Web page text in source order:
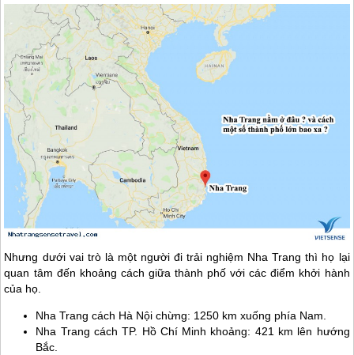
Nhưng dưới vai trò là một người đi trải nghiệm Nha Trang thì họ lại
quan tâm đến khoảng cách giữa thành phố với các điểm khởi hành
của họ.
Nha Trang cách Hà Nội chừng: 1250 km xuống phía Nam.
Nha Trang cách TP. Hồ Chí Minh khoảng: 421 km lên hướng
Bắc.